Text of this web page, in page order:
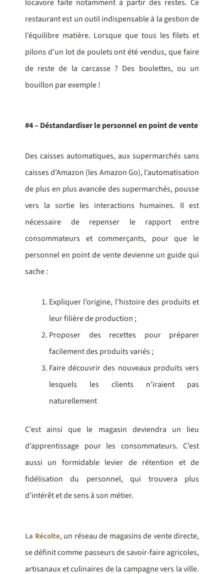
locavore faite notamment à partir des restes. Ce
restaurant est un outil indispensable à la gestion de
l’équilibre matière. Lorsque que tous les filets et
pilons d’un lot de poulets ont été vendus, que faire
de reste de la carcasse ? Des boulettes, ou un
bouillon par exemple !
#4 – Déstandardiser le personnel en point de vente
Des caisses automatiques, aux supermarchés sans
caisses d’Amazon (les Amazon Go), l’automatisation
de plus en plus avancée des supermarchés, pousse
vers la sortie les interactions humaines. Il est
nécessaire de repenser le rapport entre
consommateurs et commerçants, pour que le
personnel en point de vente devienne un guide qui
sache :
Expliquer l’origine, l’histoire des produits et
leur filière de production ;
Proposer des recettes pour préparer
facilement des produits variés ;
Faire découvrir des nouveaux produits vers
lesquels les clients n’iraient pas
naturellement
C’est ainsi que le magasin deviendra un lieu
d’apprentissage pour les consommateurs. C’est
aussi un formidable levier de rétention et de
fidélisation du personnel, qui trouvera plus
d’intérêt et de sens à son métier.
La Récolte, un réseau de magasins de vente directe,
se définit comme passeurs de savoir-faire agricoles,
artisanaux et culinaires de la campagne vers la ville.